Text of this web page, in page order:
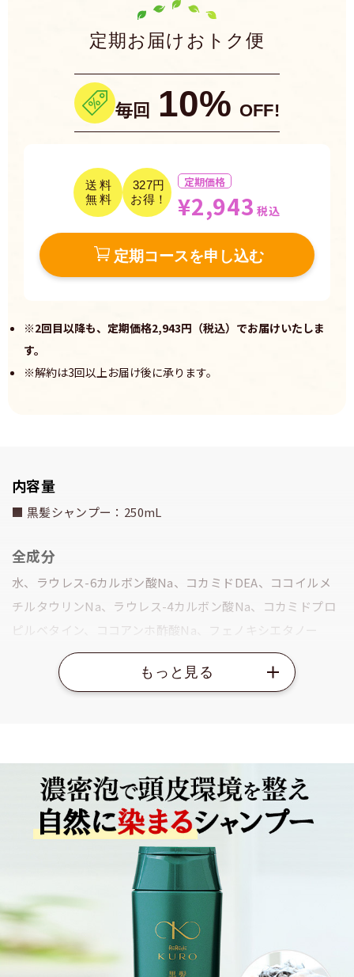
定期お届けおトク便
毎回 10% OFF!
送料
無料
327円
お得！
定期価格
¥2,943 税込
定期コースを申し込む
※2回目以降も、定期価格2,943円（税込）でお届けいたしま
す。
※解約は3回以上お届け後に承ります。
内容量
■ 黒髪シャンプー：250mL
全成分
水、ラウレス-6カルボン酸Na、コカミドDEA、ココイルメ
チルタウリンNa、ラウレス-4カルボン酸Na、コカミドプロ
ピルベタイン、ココアンホ酢酸Na、フェノキシエタノー
ル、ソルビトール、ポリクオタニウム-10、ジステアリン酸
PEG-150、クエン酸、塩化Na、安息香酸Na、塩基性青99、
ン(羊毛)、トシルバリンNa、BHT、キリ葉エキス、ヘマチ
ン、マヨラナ葉エキス、プラセンタ脂質、ジステアリルジモ
ニウムクロリド、アシタバ葉／茎エキス、クオタニウ
ム-33、オランダガラシ葉／茎エキス、コレステロール、ア
ルニカ花エキス、オドリコソウ花／葉／茎エキス、ゴボウ根
エキス、セイヨウアカマツ球果エキス、セイヨウキズタ葉／
茎エキス、ニンニク根エキス、ローズマリー葉エキス、ロー
マカミツレ花エキス、セラミドNG、イソプロパノール、セ
ラミドNP、セラミドAP